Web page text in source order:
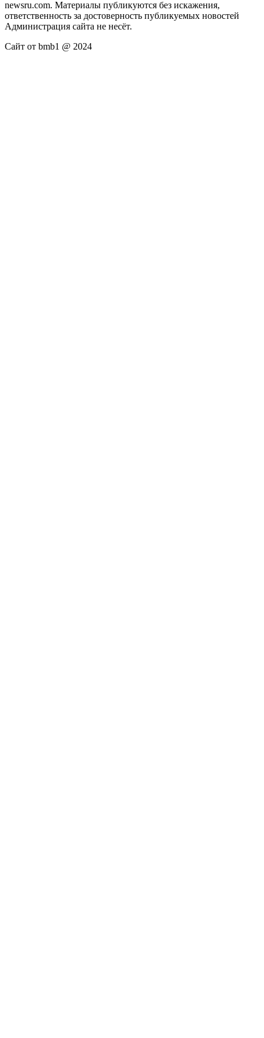
newsru.com. Материалы публикуются без искажения,
ответственность за достоверность публикуемых новостей
Администрация сайта не несёт.
Сайт от bmb1 @ 2024